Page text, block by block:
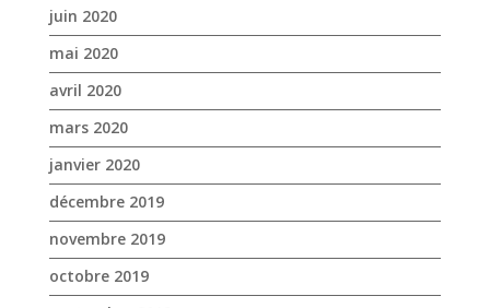
juin 2020
mai 2020
avril 2020
mars 2020
janvier 2020
décembre 2019
novembre 2019
octobre 2019